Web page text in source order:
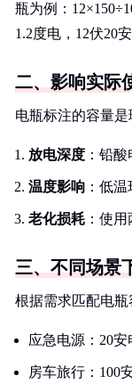
瓶为例：
1.2度电，12伏20
二、影响实际
电瓶标注的容量是
放电深度 ：铅
温度影响 ：低
老化损耗 ：使
三、不同场景
根据需求匹配电瓶
应急电源：20
房车旅行：100